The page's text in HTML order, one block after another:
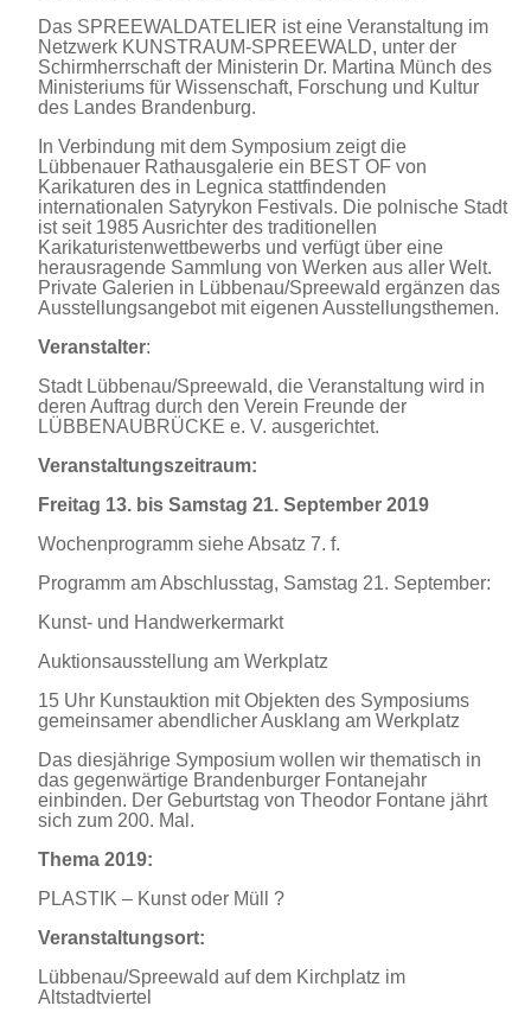
Das SPREEWALDATELIER ist eine Veranstaltung im
Netzwerk KUNSTRAUM-SPREEWALD, unter der
Schirmherrschaft der Ministerin Dr. Martina Münch des
Ministeriums für Wissenschaft, Forschung und Kultur
des Landes Brandenburg.
In Verbindung mit dem Symposium zeigt die
Lübbenauer Rathausgalerie ein BEST OF von
Karikaturen des in Legnica stattfindenden
internationalen Satyrykon Festivals. Die polnische Stadt
ist seit 1985 Ausrichter des traditionellen
Karikaturistenwettbewerbs und verfügt über eine
herausragende Sammlung von Werken aus aller Welt.
Private Galerien in Lübbenau/Spreewald ergänzen das
Ausstellungsangebot mit eigenen Ausstellungsthemen.
Veranstalter:
Stadt Lübbenau/Spreewald, die Veranstaltung wird in
deren Auftrag durch den Verein Freunde der
LÜBBENAUBRÜCKE e. V. ausgerichtet.
Veranstaltungszeitraum:
Freitag 13. bis Samstag 21. September 2019
Wochenprogramm siehe Absatz 7. f.
Programm am Abschlusstag, Samstag 21. September:
Kunst- und Handwerkermarkt
Auktionsausstellung am Werkplatz
15 Uhr Kunstauktion mit Objekten des Symposiums
gemeinsamer abendlicher Ausklang am Werkplatz
Das diesjährige Symposium wollen wir thematisch in
das gegenwärtige Brandenburger Fontanejahr
einbinden. Der Geburtstag von Theodor Fontane jährt
sich zum 200. Mal.
Thema 2019:
PLASTIK – Kunst oder Müll ?
Veranstaltungsort:
Lübbenau/Spreewald auf dem Kirchplatz im
Altstadtviertel